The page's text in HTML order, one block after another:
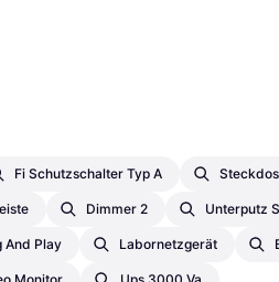
Fi Schutzschalter Typ A
Dimmer 2 Unterputz
And Play Labornetzgerät